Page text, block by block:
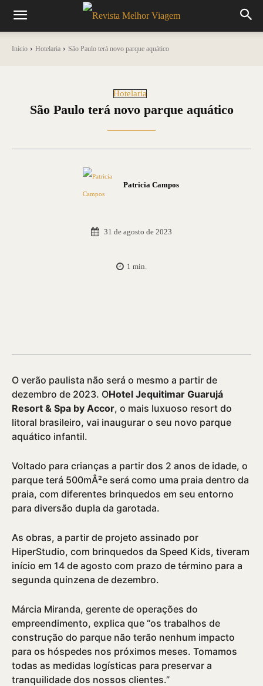
Início Hotelaria São Paulo terá novo parque aquático
Hotelaria
São Paulo terá novo parque aquático
Patricia Campos
31 de agosto de 2023
1 min.
O verão paulista não será o mesmo a partir de
dezembro de 2023. OHotel Jequitimar Guarujá
Resort & Spa by Accor, o mais luxuoso resort do
litoral brasileiro, vai inaugurar o seu novo parque
aquático infantil.
Voltado para crianças a partir dos 2 anos de idade, o
parque terá 500mÂ²e será como uma praia dentro da
praia, com diferentes brinquedos em seu entorno
para diversão dupla da garotada.
As obras, a partir de projeto assinado por
HiperStudio, com brinquedos da Speed Kids, tiveram
iní­cio em 14 de agosto com prazo de término para a
segunda quinzena de dezembro.
Márcia Miranda, gerente de operações do
empreendimento, explica que “os trabalhos de
construção do parque não terão nenhum impacto
para os hóspedes nos próximos meses. Tomamos
todas as medidas logí­sticas para preservar a
tranquilidade dos nossos clientes.”